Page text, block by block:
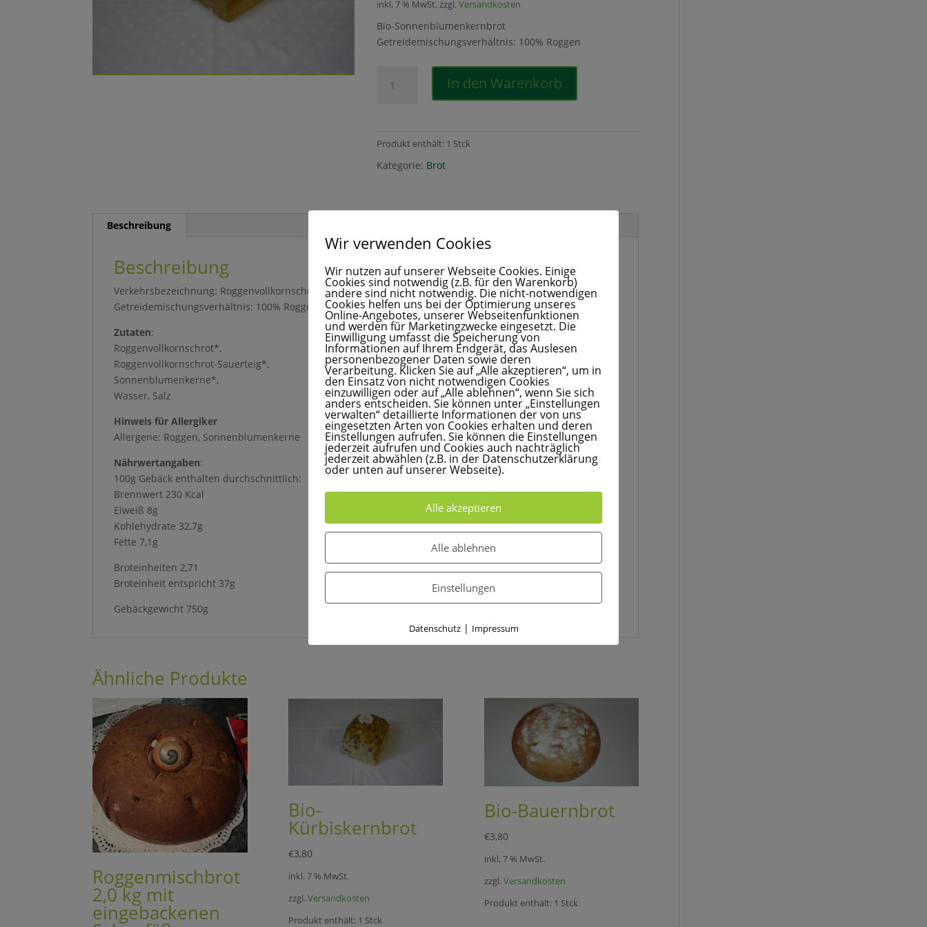
inkl. 7 % MwSt.zzgl.Versandkosten
Bio-Sonnenblumenkernbrot
Getreidemischungsverhältnis: 100% Roggen
SonnenblumenkernbrotIn den Warenkorb
Produkt enthält: 1 Stck
Kategorie: Brot
Beschreibung
Beschreibung
Verkehrsbezeichnung: Roggenvollkornschrotbrot mit Sonnenblumenkernen
Getreidemischungsverhältnis: 100% Roggen
Zutaten:
Roggenvollkornschrot*,
Roggenvollkornschrot-Sauerteig*,
Sonnenblumenkerne*,
Wasser, Salz
Hinweis für Allergiker
Allergene: Roggen, Sonnenblumenkerne
Nährwertangaben:
100g Gebäck enthalten durchschnittlich:
Brennwert 230 Kcal
Eiweiß 8g
Kohlehydrate 32,7g
Fette 7,1g
Broteinheiten 2,71
Broteinheit entspricht 37g
Gebäckgewicht 750g
Ähnliche Produkte
Roggenmischbrot
2,0 kg mit
eingebackenen
Bio-
Kürbiskernbrot
€3,80
inkl. 7 % MwSt.
zzgl.Versandkosten
Produkt enthält: 1 Stck
Bio-Bauernbrot
€3,80
inkl. 7 % MwSt.
zzgl.Versandkosten
Produkt enthält: 1 Stck
Wir verwenden Cookies
Wir nutzen auf unserer Webseite Cookies. Einige
Cookies sind notwendig (z.B. für den Warenkorb)
andere sind nicht notwendig. Die nicht-notwendigen
Cookies helfen uns bei der Optimierung unseres
Online-Angebotes, unserer Webseitenfunktionen
und werden für Marketingzwecke eingesetzt. Die
Einwilligung umfasst die Speicherung von
Informationen auf Ihrem Endgerät, das Auslesen
personenbezogener Daten sowie deren
Verarbeitung. Klicken Sie auf „Alle akzeptieren“, um in
den Einsatz von nicht notwendigen Cookies
einzuwilligen oder auf „Alle ablehnen“, wenn Sie sich
anders entscheiden. Sie können unter „Einstellungen
verwalten“ detaillierte Informationen der von uns
eingesetzten Arten von Cookies erhalten und deren
Einstellungen aufrufen. Sie können die Einstellungen
jederzeit aufrufen und Cookies auch nachträglich
jederzeit abwählen (z.B. in der Datenschutzerklärung
oder unten auf unserer Webseite).
Alle akzeptieren
Alle ablehnen
Einstellungen
Datenschutz| Impressum